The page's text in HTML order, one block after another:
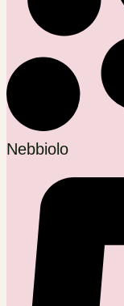
Nebbiolo